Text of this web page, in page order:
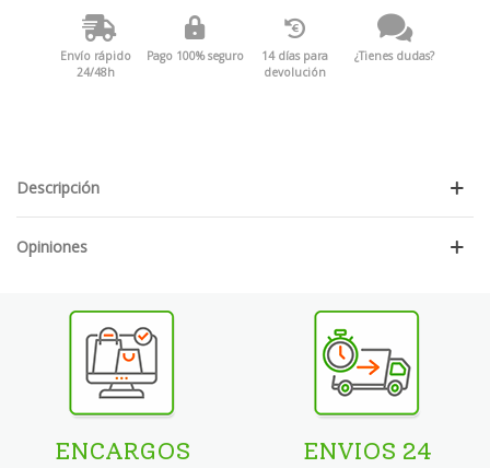
Envío rápido
24/48h
Pago 100% seguro
14 días para
devolución
¿Tienes dudas?
Descripción
Opiniones
ENCARGOS
ENVIOS 24